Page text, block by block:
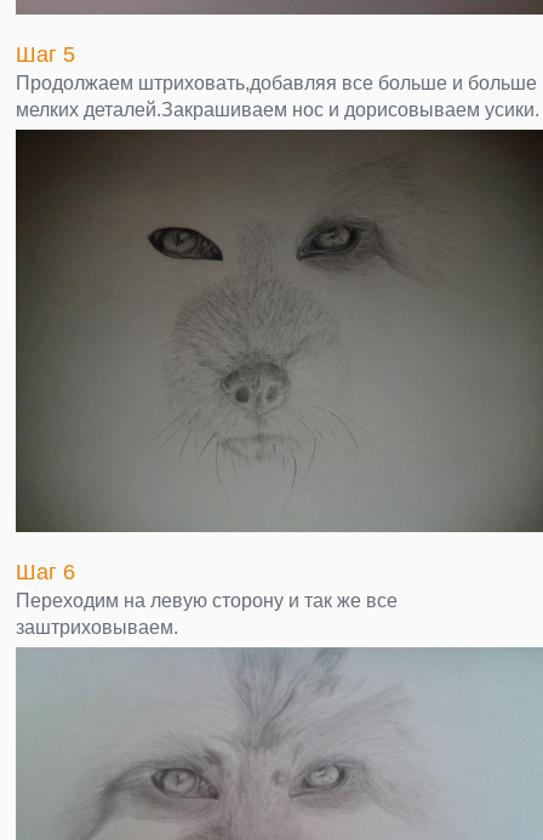
Шаг 5
Продолжаем штриховать,добавляя все больше и больше
мелких деталей.Закрашиваем нос и дорисовываем усики.
Шаг 6
Переходим на левую сторону и так же все
заштриховываем.